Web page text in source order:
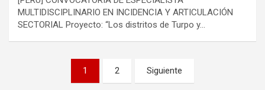
MULTIDISCIPLINARIO EN INCIDENCIA Y ARTICULACIÓN
SECTORIAL Proyecto: “Los distritos de Turpo y…
1 2 Siguiente